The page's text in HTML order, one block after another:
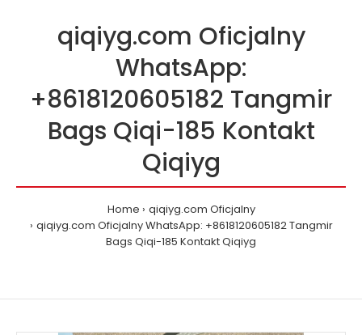
qiqiyg.com Oficjalny
WhatsApp:
+8618120605182 Tangmir
Bags Qiqi-185 Kontakt
Qiqiyg
Home
qiqiyg.com Oficjalny
qiqiyg.com Oficjalny WhatsApp: +8618120605182 Tangmir
Bags Qiqi-185 Kontakt Qiqiyg